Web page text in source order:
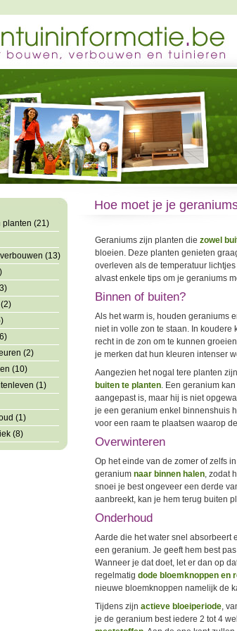
planten (21)
(13)
(2)
(10)
(1)
(1)
(8)
Hoe moet je je
Geraniums zijn planten die zowel
bloeien. Deze planten genieten
overleven als de temperatuur
alvast enkele tips om je geraniums
Binnen of buiten?
Als het warm is, houden geraniums
niet in volle zon te staan. In
recht in de zon om te kunnen
je merken dat hun kleuren intenser
Aangezien het nogal tere planten
buiten te planten. Een geranium
aangepast is, maar hij is niet
je een geranium enkel binnenshuis
voor een raam te plaatsen waarop
Overwinteren
Op het einde van de zomer of zelfs
geranium naar binnen halen, zodat
snoei je best ongeveer een derde
aanbreekt, kan je hem terug buiten
Onderhoud
Aarde die het water snel absorbeert
een geranium. Je geeft hem best
Wanneer je dat doet, let er dan op
regelmatig dode bloemknoppen en
nieuwe bloemknoppen namelijk de
Tijdens zijn actieve bloeiperiode,
je de geranium best iedere 2 tot 4